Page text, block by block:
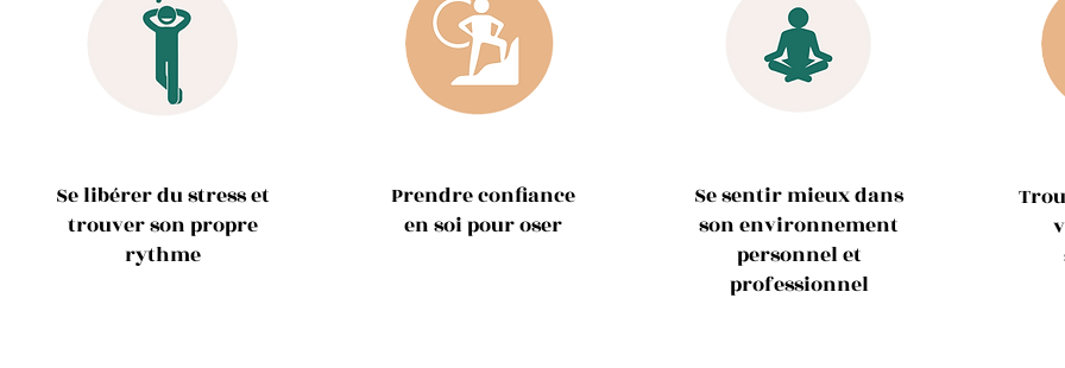
Se libérer du stress et
trouver son propre
rythme
Prendre confiance
en soi pour oser
Se sentir mieux dans
son environnement
personnel et
professionnel